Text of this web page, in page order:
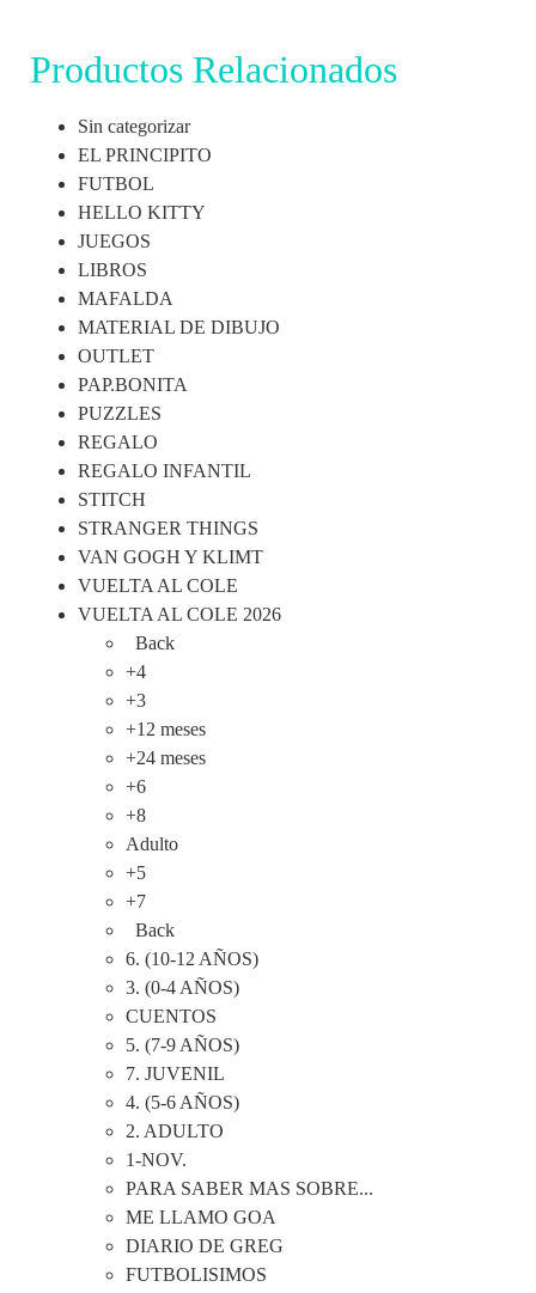
Productos Relacionados
Sin categorizar
EL PRINCIPITO
FUTBOL
HELLO KITTY
JUEGOS
LIBROS
MAFALDA
MATERIAL DE DIBUJO
OUTLET
PAP.BONITA
PUZZLES
REGALO
REGALO INFANTIL
STITCH
STRANGER THINGS
VAN GOGH Y KLIMT
VUELTA AL COLE
VUELTA AL COLE 2026
Back
+4
+3
+12 meses
+24 meses
+6
+8
Adulto
+5
+7
Back
6. (10-12 AÑOS)
3. (0-4 AÑOS)
CUENTOS
5. (7-9 AÑOS)
7. JUVENIL
4. (5-6 AÑOS)
2. ADULTO
1-NOV.
PARA SABER MAS SOBRE...
ME LLAMO GOA
DIARIO DE GREG
FUTBOLISIMOS